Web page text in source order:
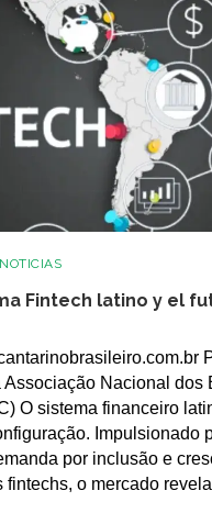
NOTICIAS
Fintech latino y el
Associação Nacional dos
O sistema financeiro
Impulsionado
por inclusão e
fintechs, o mercado